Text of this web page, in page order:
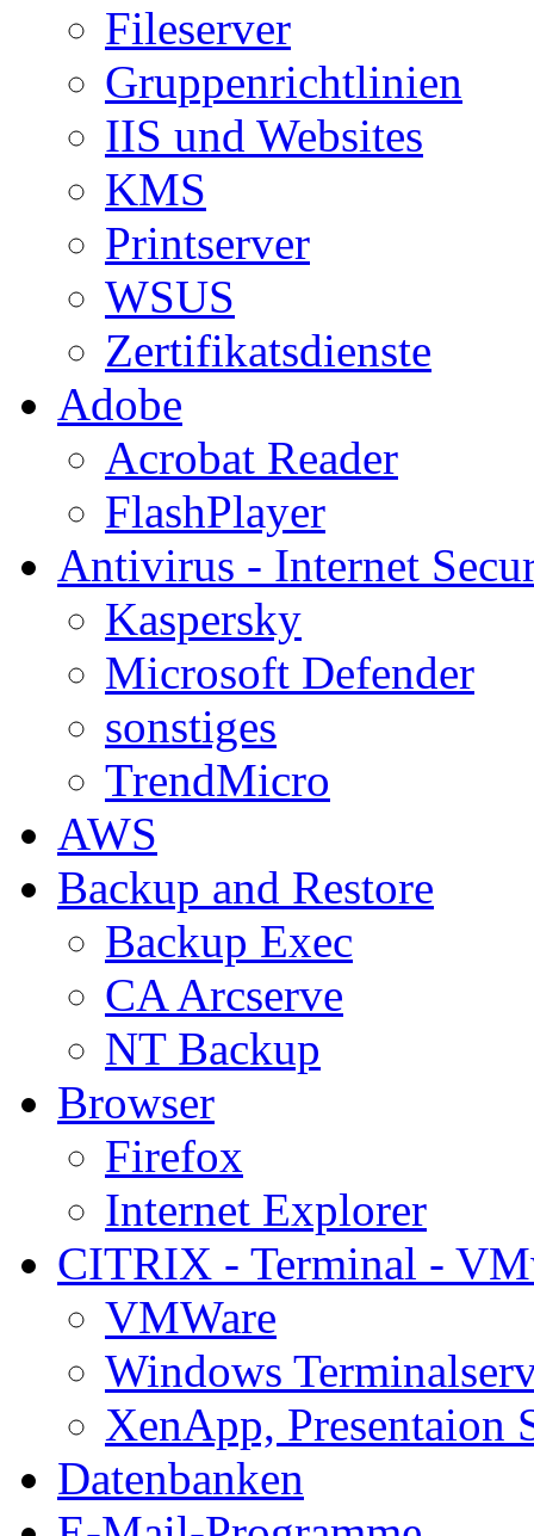
Fileserver
Gruppenrichtlinien
IIS und Websites
KMS
Printserver
WSUS
Zertifikatsdienste
Adobe
Acrobat Reader
FlashPlayer
Antivirus - Internet
Kaspersky
Microsoft Defender
sonstiges
TrendMicro
AWS
Backup and Restore
Backup Exec
CA Arcserve
NT Backup
Browser
Firefox
Internet Explorer
CITRIX - Terminal -
VMWare
Windows
XenApp, Presentaion
Datenbanken